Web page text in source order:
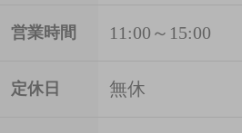
営業時間 11:00～15:00
定休日 無休